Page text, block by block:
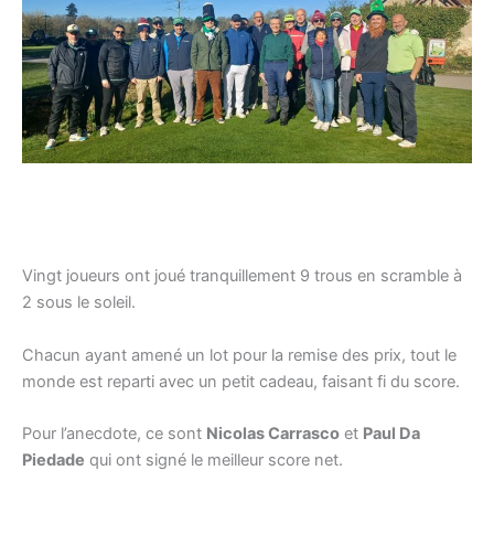
Vingt joueurs ont joué tranquillement 9 trous en scramble à
2 sous le soleil.
Chacun ayant amené un lot pour la remise des prix, tout le
monde est reparti avec un petit cadeau, faisant fi du score.
Pour l’anecdote, ce sont Nicolas Carrasco et Paul Da
Piedade qui ont signé le meilleur score net.